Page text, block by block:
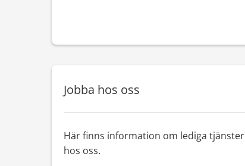
Jobba hos oss
Här finns information om lediga tjänster
hos oss.